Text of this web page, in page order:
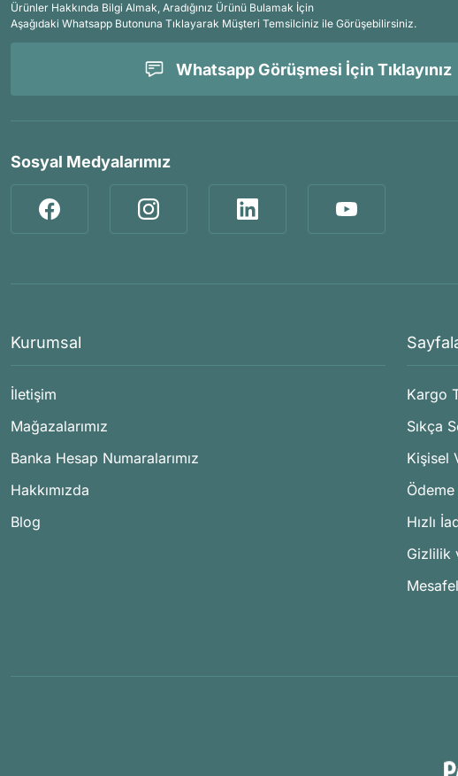
Ürünler Hakkında Bilgi Almak, Aradığınız Ürünü Bulamak İçin
Aşağıdaki Whatsapp Butonuna Tıklayarak Müşteri Temsilciniz ile Görüşebilirsiniz.
Whatsapp Görüşmesi İçin Tıklayınız
Sosyal Medyalarımız
Kurumsal
İletişim
Mağazalarımız
Banka Hesap Numaralarımız
Hakkımızda
Blog
Kargo
Sıkça
Kişisel
Hızlı
Gizlilik